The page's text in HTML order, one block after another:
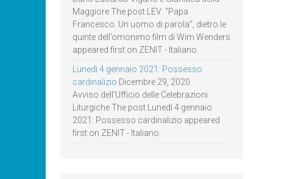
Maggiore The post LEV: “Papa
Francesco. Un uomo di parola”, dietro le
quinte dell’omonimo film di Wim Wenders
appeared first on ZENIT - Italiano.
Lunedì 4 gennaio 2021: Possesso
cardinalizio Dicembre 29, 2020
Avviso dell’Ufficio delle Celebrazioni
Liturgiche The post Lunedì 4 gennaio
2021: Possesso cardinalizio appeared
first on ZENIT - Italiano.